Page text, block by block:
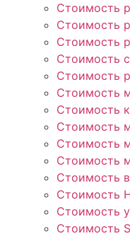
Стоимость
Стоимость
Стоимость
Стоимость
Стоимость
Стоимость
Стоимость
Стоимость
Стоимость
Стоимость
Стоимость
Стоимость
Стоимость
Стоимость